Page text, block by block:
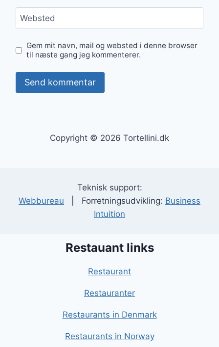
Websted
Gem mit navn, mail og websted i denne browser
til næste gang jeg kommenterer.
Copyright © 2026 Tortellini.dk
Teknisk support:
Webbureau | Forretningsudvikling: Business
Intuition
Restauant links
Restaurant
Restauranter
Restaurants in Denmark
Restaurants in Norway